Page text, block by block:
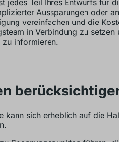
jedes Teil Ihres Entwurfs für
Aussparungen oder
vereinfachen und die
in Verbindung zu setzen
informieren.
kann sich erheblich auf die